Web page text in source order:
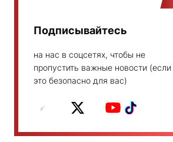
Подписывайтесь
на нас в соцсетях, чтобы не
пропустить важные новости (если
это безопасно для вас)